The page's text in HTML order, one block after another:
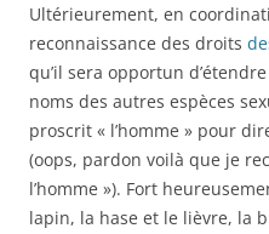
Ultérieurement, en
reconnaissance des droits
qu’il sera opportun
noms des autres espèces
proscrit « l’homme » pour
(oops, pardon voilà que je
l’homme »). Fort
lapin, la hase et le lièvre, la